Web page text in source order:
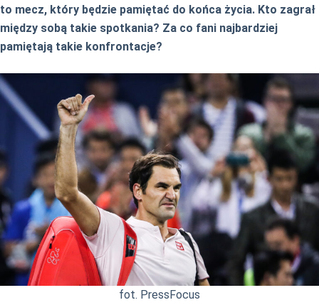
to mecz, który będzie pamiętać do końca życia. Kto zagrał
między sobą takie spotkania? Za co fani najbardziej
pamiętają takie konfrontacje?
fot. PressFocus